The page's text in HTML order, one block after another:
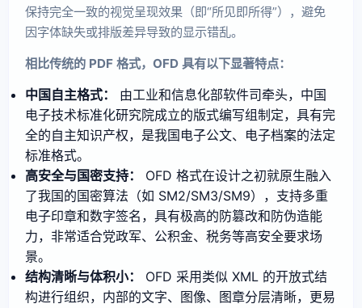
保持完全一致的视觉呈现效果（即“所见即所得”），避免
因字体缺失或排版差异导致的显示错乱。
相比传统的 PDF 格式，OFD 具有以下显著特点：
中国自主格式：
由工业和信息化部软件司牵头，中国
电子技术标准化研究院成立的版式编写组制定，具有完
全的自主知识产权，是我国电子公文、电子档案的法定
标准格式。
高安全与国密支持：
OFD 格式在设计之初就原生融入
了我国的国密算法（如 SM2/SM3/SM9），支持多重
电子印章和数字签名，具有极高的防篡改和防伪造能
力，非常适合党政军、公积金、税务等高安全要求场
景。
结构清晰与体积小：
OFD 采用类似 XML 的开放式结
构进行组织，内部的文字、图像、图章分层清晰，更易